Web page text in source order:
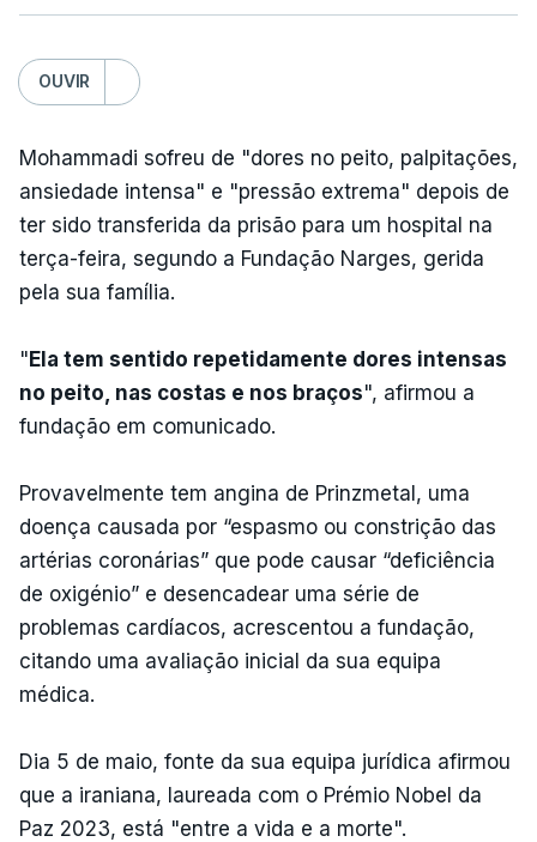
OUVIR
Mohammadi sofreu de "dores no peito, palpitações,
ansiedade intensa" e "pressão extrema" depois de
ter sido transferida da prisão para um hospital na
terça-feira, segundo a Fundação Narges, gerida
pela sua família.
"Ela tem sentido repetidamente dores intensas
no peito, nas costas e nos braços", afirmou a
fundação em comunicado.
Provavelmente tem angina de Prinzmetal, uma
doença causada por “espasmo ou constrição das
artérias coronárias” que pode causar “deficiência
de oxigénio” e desencadear uma série de
problemas cardíacos, acrescentou a fundação,
citando uma avaliação inicial da sua equipa
médica.
Dia 5 de maio, fonte da sua equipa jurídica afirmou
que a iraniana, laureada com o Prémio Nobel da
Paz 2023, está "entre a vida e a morte".